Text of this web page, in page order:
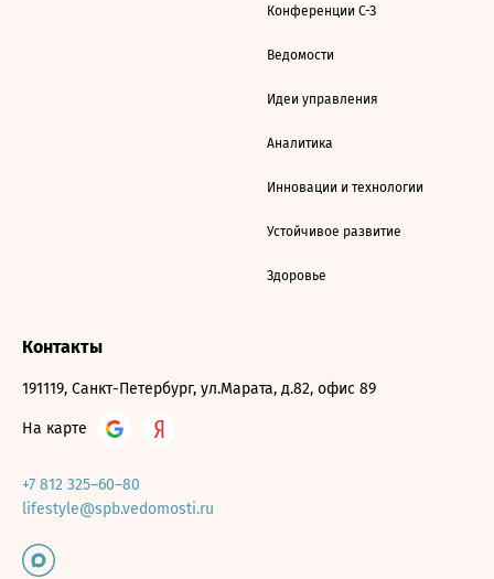
Конференции С-З
Ведомости
Идеи управления
Аналитика
Инновации и технологии
Устойчивое развитие
Здоровье
Контакты
191119, Санкт-Петербург, ул.Марата, д.82, офис 89
На карте
+7 812 325–60–80
lifestyle@spb.vedomosti.ru